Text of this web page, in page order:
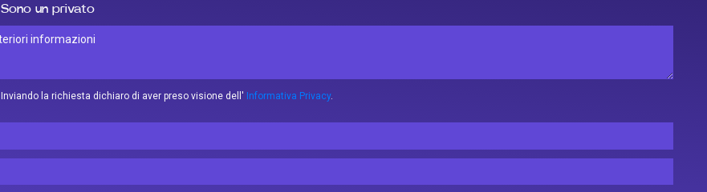
Sono un privato
Inviando la richiesta dichiaro di aver preso visione dell' Informativa Privacy.